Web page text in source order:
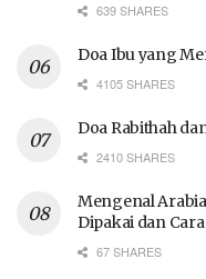
639 SHARES
Doa Ibu yang
4105 SHARES
Doa Rabithah
2410 SHARES
Mengenal
Dipakai dan
67 SHARES